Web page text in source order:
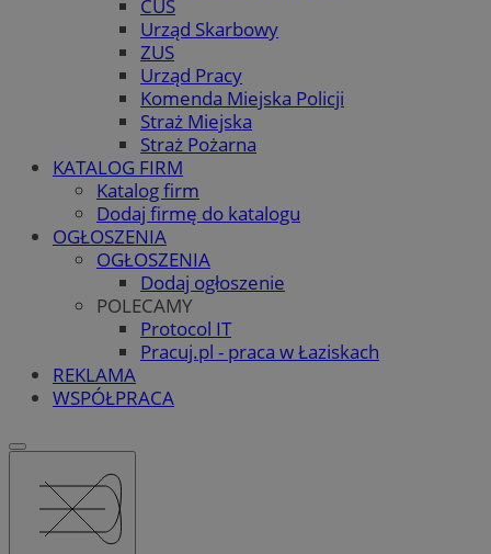
CUS
Urząd Skarbowy
ZUS
Urząd Pracy
Komenda Miejska Policji
Straż Miejska
Straż Pożarna
KATALOG FIRM
Katalog firm
Dodaj firmę do katalogu
OGŁOSZENIA
OGŁOSZENIA
Dodaj ogłoszenie
POLECAMY
Protocol IT
Pracuj.pl - praca w Łaziskach
REKLAMA
WSPÓŁPRACA